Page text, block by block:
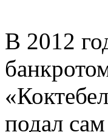
В 2012
подал